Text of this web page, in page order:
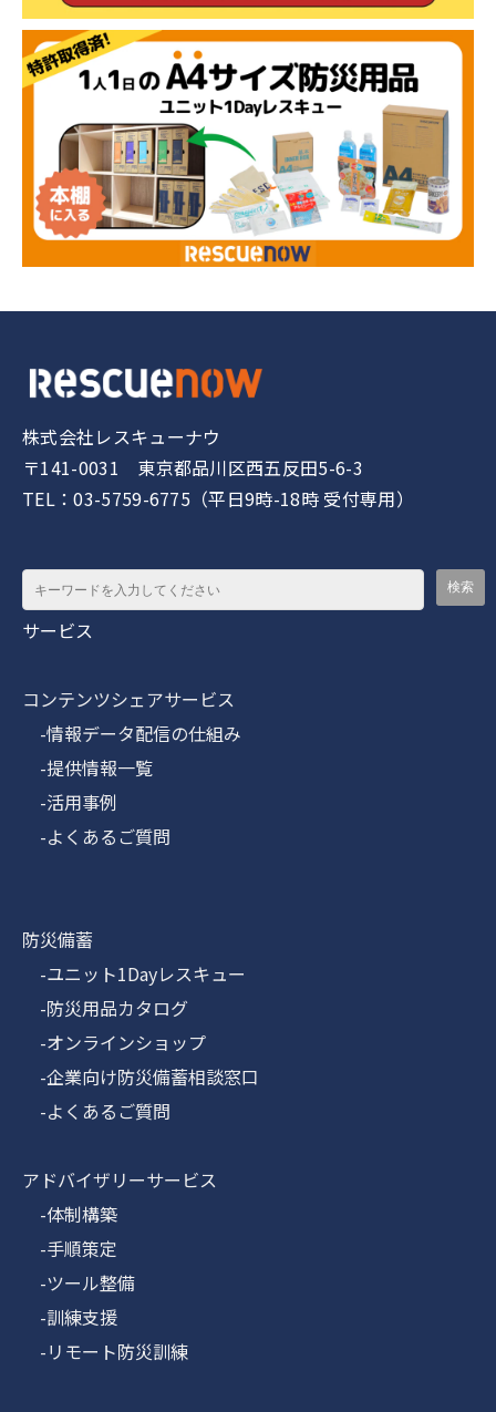
株式会社レスキューナウ
〒141-0031 東京都品川区西五反田5-6-3
TEL：03-5759-6775（平日9時-18時 受付専用）
サービス
コンテンツシェアサービス
-情報データ配信の仕組み
-提供情報一覧
-活用事例
-よくあるご質問
防災備蓄
-ユニット1Dayレスキュー
-防災用品カタログ
-オンラインショップ
-企業向け防災備蓄相談窓口
-よくあるご質問
アドバイザリーサービス
-体制構築
-手順策定
-ツール整備
-訓練支援
-リモート防災訓練